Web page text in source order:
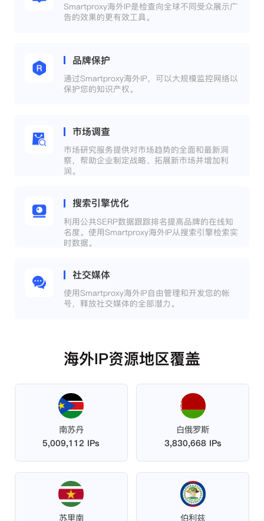
Smartproxy海外IP是检查向全球不同受众展示广
告的效果的更有效工具。
品牌保护
通过Smartproxy海外IP，可以大规模监控网络以
保护您的知识产权。
市场调查
市场研究服务提供对市场趋势的全面和最新洞
察，帮助企业制定战略、拓展新市场并增加利
润。
搜索引擎优化
利用公共SERP数据跟踪排名提高品牌的在线知
名度。使用Smartproxy海外IP从搜索引擎检索实
时数据。
社交媒体
使用Smartproxy海外IP自由管理和开发您的帐
号，释放社交媒体的全部潜力。
海外IP资源地区覆盖
南苏丹
5,009,112 IPs
白俄罗斯
3,830,668 IPs
苏里南 伯利兹